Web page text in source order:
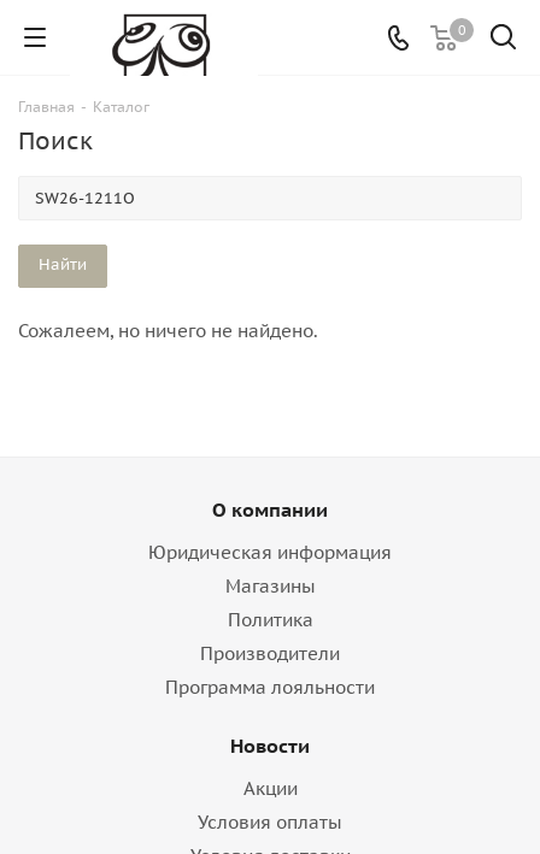
0
Главная - Каталог
Поиск
Сожалеем, но ничего не найдено.
О компании
Юридическая информация
Магазины
Политика
Производители
Программа лояльности
Новости
Акции
Условия оплаты